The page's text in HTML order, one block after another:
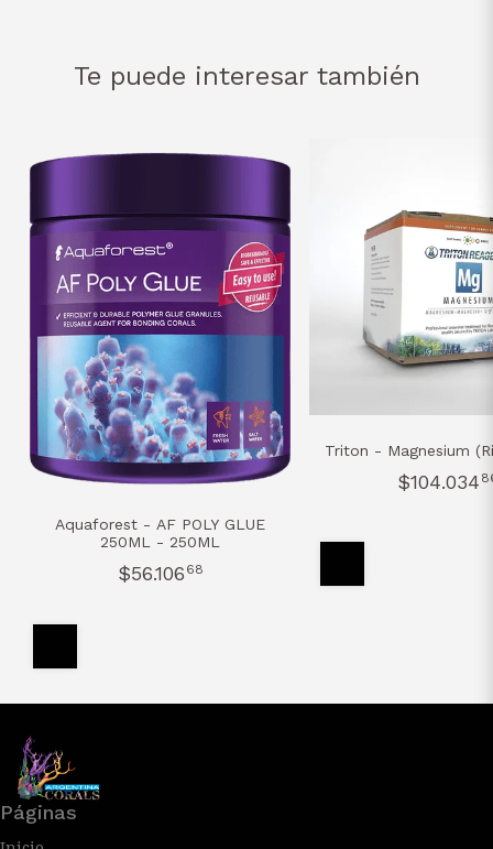
Te puede interesar también
Aquaforest - AF POLY GLUE
250ML - 250ML
$56.106 68
Triton - Magnesium
$104.034
Páginas